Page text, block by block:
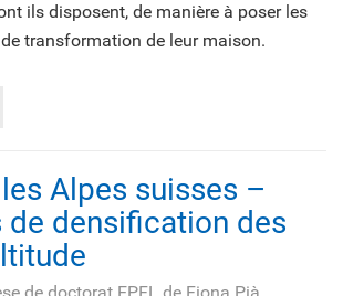
ils disposent, de manière à poser les
de transformation de leur maison.
Alpes suisses –
de densification des